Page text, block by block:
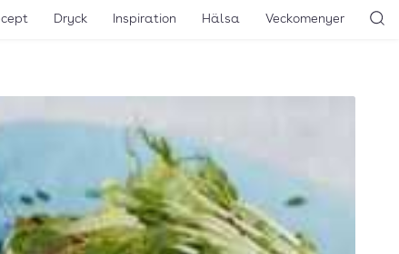
Dryck Inspiration Hälsa Veckomenyer